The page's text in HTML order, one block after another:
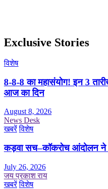
Exclusive Stories
विशेष
8-8-8 का महासंयोग! इन 3
आज का दिन
August 8, 2026
News Desk
खबरें विशेष
कड़वा सच–कॉकरोच आंदोलन ने
July 26, 2026
जय प्रकाश राय
खबरें विशेष